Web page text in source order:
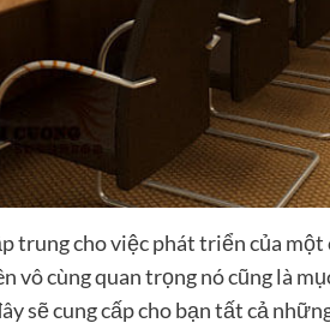
trung cho việc phát triển của một
cùng quan trọng nó cũng là
sẽ cung cấp cho bạn tất cả